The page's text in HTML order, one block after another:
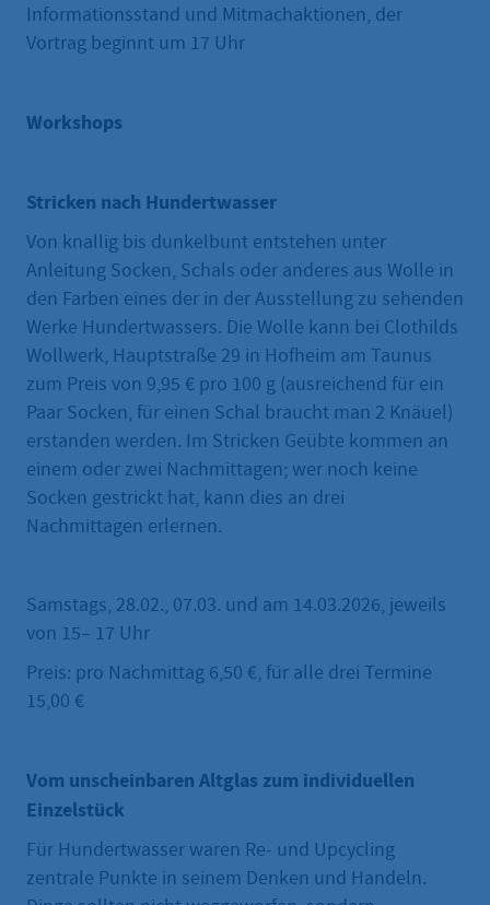
Informationsstand und Mitmachaktionen, der
Vortrag beginnt um 17 Uhr
Workshops
Stricken nach Hundertwasser
Von knallig bis dunkelbunt entstehen unter
Anleitung Socken, Schals oder anderes aus Wolle in
den Farben eines der in der Ausstellung zu sehenden
Werke Hundertwassers. Die Wolle kann bei Clothilds
Wollwerk, Hauptstraße 29 in Hofheim am Taunus
zum Preis von 9,95 € pro 100 g (ausreichend für ein
Paar Socken, für einen Schal braucht man 2 Knäuel)
erstanden werden. Im Stricken Geübte kommen an
einem oder zwei Nachmittagen; wer noch keine
Socken gestrickt hat, kann dies an drei
Nachmittagen erlernen.
Samstags, 28.02., 07.03. und am 14.03.2026, jeweils
von 15– 17 Uhr
Preis: pro Nachmittag 6,50 €, für alle drei Termine
15,00 €
Vom unscheinbaren Altglas zum individuellen
Einzelstück
Für Hundertwasser waren Re- und Upcycling
zentrale Punkte in seinem Denken und Handeln.